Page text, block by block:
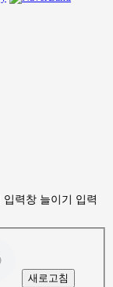
입력창 늘이기
입력
새로고침